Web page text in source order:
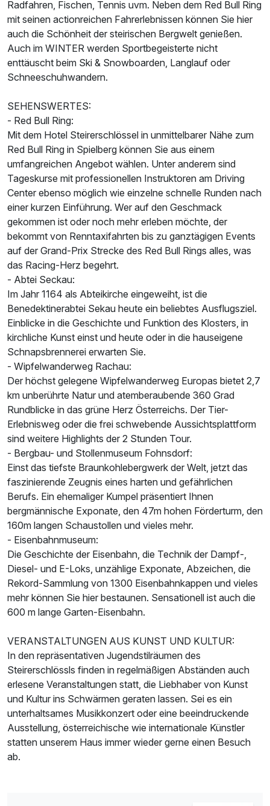
Radfahren, Fischen, Tennis uvm. Neben dem Red Bull Ring
mit seinen actionreichen Fahrerlebnissen können Sie hier
auch die Schönheit der steirischen Bergwelt genießen.
Auch im WINTER werden Sportbegeisterte nicht
enttäuscht beim Ski & Snowboarden, Langlauf oder
Schneeschuhwandern.
SEHENSWERTES:
- Red Bull Ring:
Mit dem Hotel Steirerschlössel in unmittelbarer Nähe zum
Red Bull Ring in Spielberg können Sie aus einem
umfangreichen Angebot wählen. Unter anderem sind
Tageskurse mit professionellen Instruktoren am Driving
Center ebenso möglich wie einzelne schnelle Runden nach
einer kurzen Einführung. Wer auf den Geschmack
gekommen ist oder noch mehr erleben möchte, der
bekommt von Renntaxifahrten bis zu ganztägigen Events
auf der Grand-Prix Strecke des Red Bull Rings alles, was
das Racing-Herz begehrt.
- Abtei Seckau:
Im Jahr 1164 als Abteikirche eingeweiht, ist die
Benedektinerabtei Sekau heute ein beliebtes Ausflugsziel.
Einblicke in die Geschichte und Funktion des Klosters, in
kirchliche Kunst einst und heute oder in die hauseigene
Schnapsbrennerei erwarten Sie.
- Wipfelwanderweg Rachau:
Der höchst gelegene Wipfelwanderweg Europas bietet 2,7
km unberührte Natur und atemberaubende 360 Grad
Rundblicke in das grüne Herz Österreichs. Der Tier-
Erlebnisweg oder die frei schwebende Aussichtsplattform
sind weitere Highlights der 2 Stunden Tour.
- Bergbau- und Stollenmuseum Fohnsdorf:
Einst das tiefste Braunkohlebergwerk der Welt, jetzt das
faszinierende Zeugnis eines harten und gefährlichen
Berufs. Ein ehemaliger Kumpel präsentiert Ihnen
bergmännische Exponate, den 47m hohen Förderturm, den
160m langen Schaustollen und vieles mehr.
- Eisenbahnmuseum:
Die Geschichte der Eisenbahn, die Technik der Dampf-,
Diesel- und E-Loks, unzählige Exponate, Abzeichen, die
Rekord-Sammlung von 1300 Eisenbahnkappen und vieles
mehr können Sie hier bestaunen. Sensationell ist auch die
600 m lange Garten-Eisenbahn.
VERANSTALTUNGEN AUS KUNST UND KULTUR:
In den repräsentativen Jugendstilräumen des
Steirerschlössls finden in regelmäßigen Abständen auch
erlesene Veranstaltungen statt, die Liebhaber von Kunst
und Kultur ins Schwärmen geraten lassen. Sei es ein
unterhaltsames Musikkonzert oder eine beeindruckende
Ausstellung, österreichische wie internationale Künstler
statten unserem Haus immer wieder gerne einen Besuch
ab.